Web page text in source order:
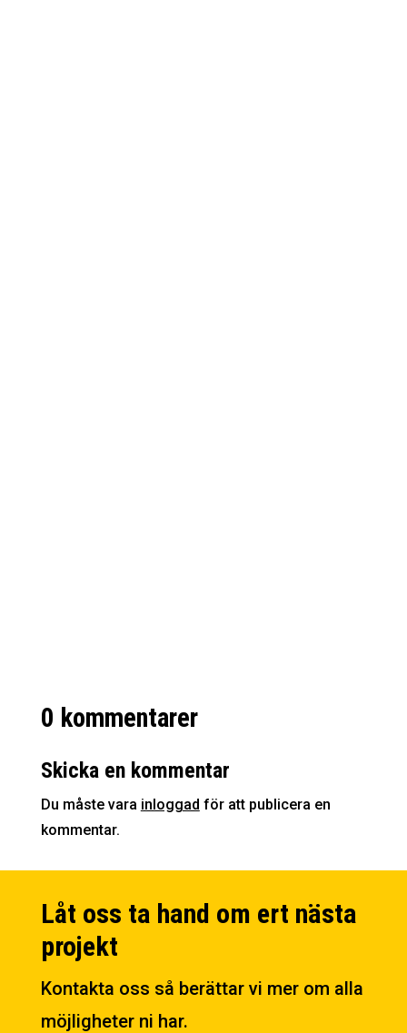
0 kommentarer
Skicka en kommentar
Du måste vara inloggad för att publicera en
kommentar.
Låt oss ta hand om ert nästa
projekt
Kontakta oss så berättar vi mer om alla
möjligheter ni har.